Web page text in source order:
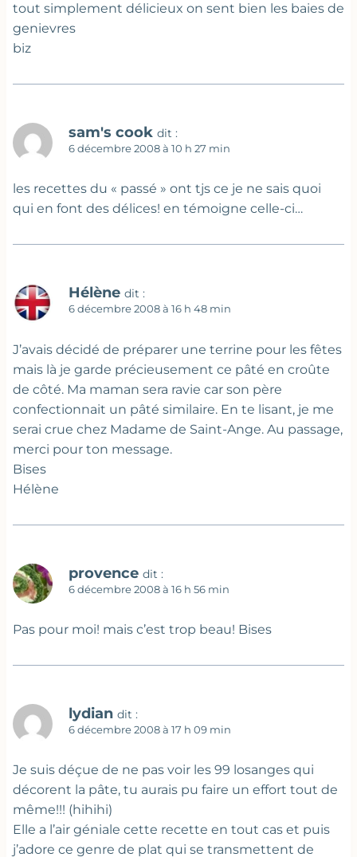
tout simplement délicieux on sent bien les baies de
genievres
biz
sam's cook dit :
6 décembre 2008 à 10 h 27 min
les recettes du « passé » ont tjs ce je ne sais quoi
qui en font des délices! en témoigne celle-ci…
Hélène dit :
6 décembre 2008 à 16 h 48 min
J’avais décidé de préparer une terrine pour les fêtes
mais là je garde précieusement ce pâté en croûte
de côté. Ma maman sera ravie car son père
confectionnait un pâté similaire. En te lisant, je me
serai crue chez Madame de Saint-Ange. Au passage,
merci pour ton message.
Bises
Hélène
provence dit :
6 décembre 2008 à 16 h 56 min
Pas pour moi! mais c’est trop beau! Bises
lydian dit :
6 décembre 2008 à 17 h 09 min
Je suis déçue de ne pas voir les 99 losanges qui
décorent la pâte, tu aurais pu faire un effort tout de
même!!! (hihihi)
Elle a l’air géniale cette recette en tout cas et puis
j’adore ce genre de plat qui se transmettent de